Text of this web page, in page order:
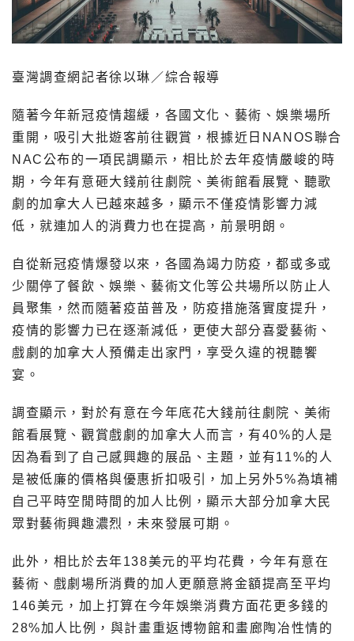
臺灣調查網記者徐以琳／綜合報導
隨著今年新冠疫情趨緩，各國文化、藝術、娛樂場所
重開，吸引大批遊客前往觀賞，根據近日NANOS聯合
NAC公布的一項民調顯示，相比於去年疫情嚴峻的時
期，今年有意砸大錢前往劇院、美術館看展覽、聽歌
劇的加拿大人已越來越多，顯示不僅疫情影響力減
低，就連加人的消費力也在提高，前景明朗。
自從新冠疫情爆發以來，各國為竭力防疫，都或多或
少關停了餐飲、娛樂、藝術文化等公共場所以防止人
員聚集，然而隨著疫苗普及，防疫措施落實度提升，
疫情的影響力已在逐漸減低，更使大部分喜愛藝術、
戲劇的加拿大人預備走出家門，享受久違的視聽饗
宴。
調查顯示，對於有意在今年底花大錢前往劇院、美術
館看展覽、觀賞戲劇的加拿大人而言，有40%的人是
因為看到了自己感興趣的展品、主題，並有11%的人
是被低廉的價格與優惠折扣吸引，加上另外5%為填補
自己平時空閒時間的加人比例，顯示大部分加拿大民
眾對藝術興趣濃烈，未來發展可期。
此外，相比於去年138美元的平均花費，今年有意在
藝術、戲劇場所消費的加人更願意將金額提高至平均
146美元，加上打算在今年娛樂消費方面花更多錢的
28%加人比例，與計畫重返博物館和畫廊陶冶性情的